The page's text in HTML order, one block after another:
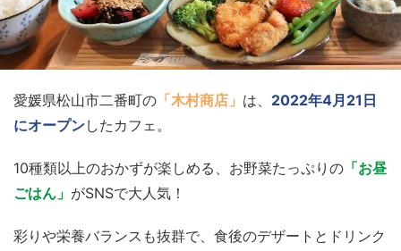
愛媛県松山市二番町の 「木村商店」 は、 2022年4月21日
にオープンしたカフェ。
10種類以上のおかずが楽しめる、お野菜たっぷりの 「お昼
ごはん」 がSNSで大人気！
彩りや栄養バランスも抜群で、食後のデザートとドリンク